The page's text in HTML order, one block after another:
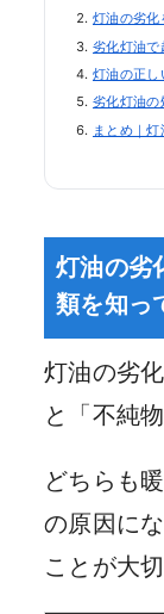
灯油の劣化
劣化灯油で
灯油の正し
劣化灯油の
まとめ｜
灯油の劣
類を知っ
灯油の劣
と「不純
どちらも
の原因に
ことが大切